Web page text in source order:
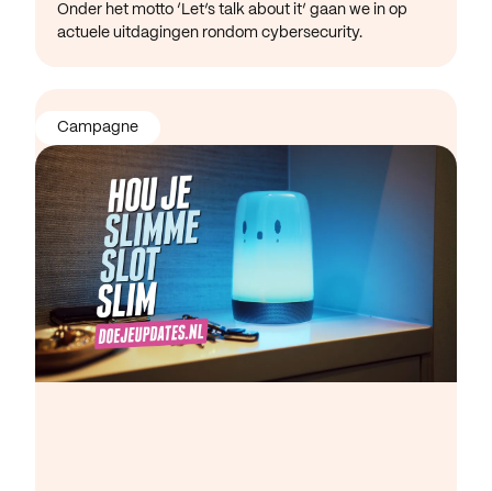
Onder het motto ‘Let’s talk about it’ gaan we in op
actuele uitdagingen rondom cybersecurity.
Campagne